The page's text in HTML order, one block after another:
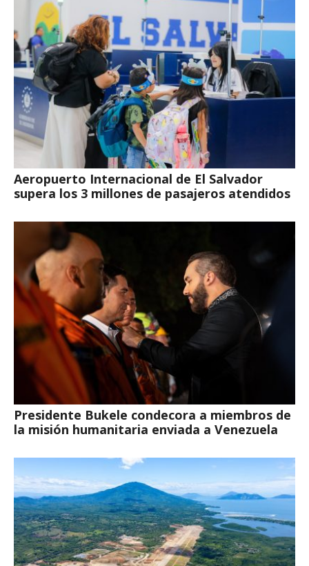
Aeropuerto Internacional de El Salvador
supera los 3 millones de pasajeros atendidos
Presidente Bukele condecora a miembros de
la misión humanitaria enviada a Venezuela